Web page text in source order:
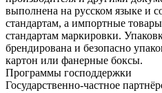
выполнена на русском языке и
стандартам, а импортные
стандартам маркировки.
брендирована и безопасно
картон или фанерные боксы.
Программы господдержки
Государственно-частное